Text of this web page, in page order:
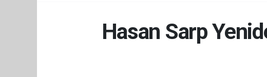
Hasan Sarp